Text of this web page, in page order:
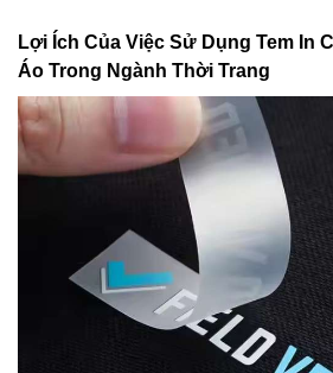
Lợi Ích Của Việc Sử Dụng Tem In
Áo Trong Ngành Thời Trang